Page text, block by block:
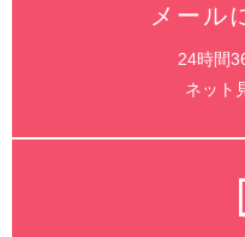
メール
24時間
ネット